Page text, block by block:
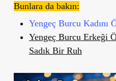
Bunlara da bakın:
Yengeç Burcu Kadını
Yengeç Burcu Erkeği
Sadık Bir Ruh